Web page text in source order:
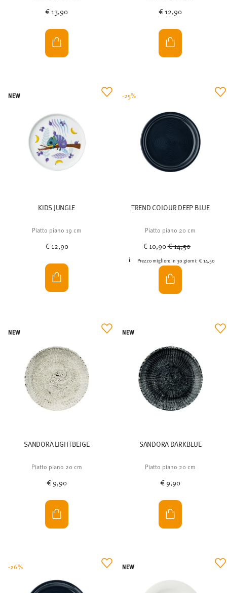
€ 13,90 € 12,90
KIDS JUNGLE
Piatto piano 19 cm
€ 12,90
NEW
TREND COLOUR DEEP BLUE
Piatto piano 20 cm
€ 10,90Price reduced from
€ 14,50
Prezzo migliore in 30 giorni: € 14,50
-25%
SANDORA LIGHTBEIGE
Piatto piano 20 cm
€ 9,90
NEW
SANDORA DARKBLUE
Piatto piano 20 cm
€ 9,90
NEW
-26% NEW